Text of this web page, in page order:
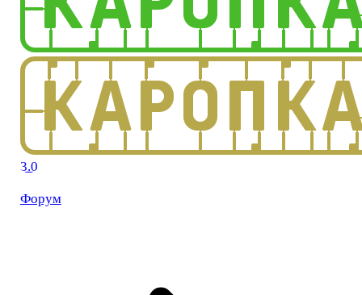
3.0
Форум